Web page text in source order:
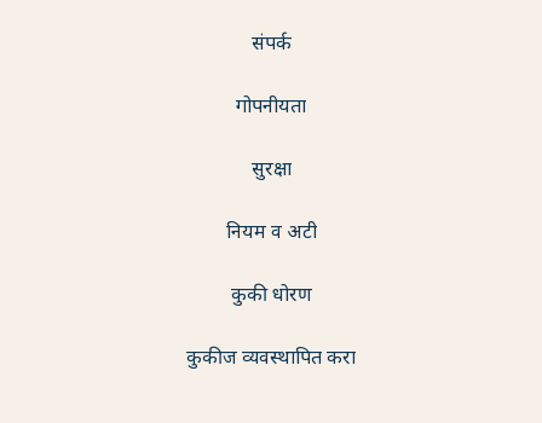
संपर्क
गोपनीयता
सुरक्षा
नियम व अटी
कुकी धोरण
कुकीज व्यवस्थापित करा